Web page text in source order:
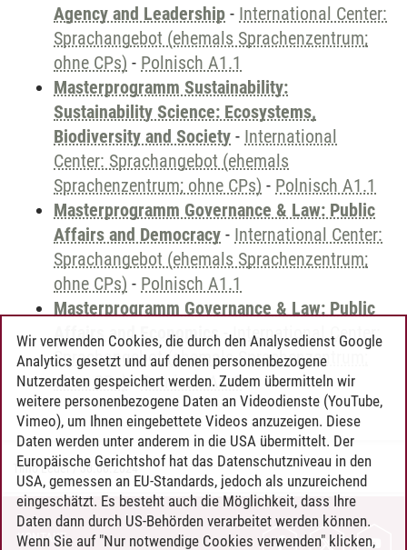
Agency and Leadership - International Center:
Sprachangebot (ehemals Sprachenzentrum;
ohne CPs) - Polnisch A1.1
Masterprogramm Sustainability:
Sustainability Science: Ecosystems,
Biodiversity and Society - International
Center: Sprachangebot (ehemals
Sprachenzentrum; ohne CPs) - Polnisch A1.1
Masterprogramm Governance & Law: Public
Affairs and Democracy - International Center:
Sprachangebot (ehemals Sprachenzentrum;
ohne CPs) - Polnisch A1.1
Masterprogramm Governance & Law: Public
Affairs and Economics-International Center:
Sprachangebot (ehemals Sprachenzentrum;
ohne CPs)-Polnisch A1.1
Timo Leder/30.06.2024
KONTAKT
Wir verwenden Cookies, die durch den Analysedienst Google
Analytics gesetzt und auf denen personenbezogene
Nutzerdaten gespeichert werden. Zudem übermitteln wir
weitere personenbezogene Daten an Videodienste (YouTube,
Vimeo), um Ihnen eingebettete Videos anzuzeigen. Diese
Daten werden unter anderem in die USA übermittelt. Der
Europäische Gerichtshof hat das Datenschutzniveau in den
USA, gemessen an EU-Standards, jedoch als unzureichend
eingeschätzt. Es besteht auch die Möglichkeit, dass Ihre
Daten dann durch US-Behörden verarbeitet werden können.
Wenn Sie auf "Nur notwendige Cookies verwenden" klicken,